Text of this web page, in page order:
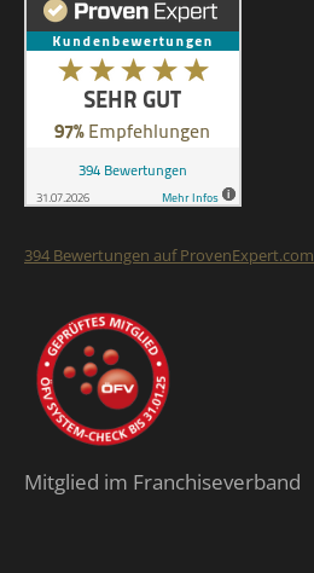
394 Bewertungen auf ProvenExpert.com
Mitglied im Franchiseverband